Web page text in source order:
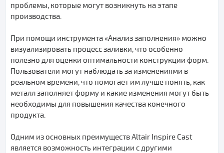
проблемы, которые могут возникнуть на этапе
производства.
При помощи инструмента «Анализ заполнения» можно
визуализировать процесс заливки, что особенно
полезно для оценки оптимальности конструкции форм.
Пользователи могут наблюдать за изменениями в
реальном времени, что помогает им лучше понять, как
металл заполняет форму и какие изменения могут быть
необходимы для повышения качества конечного
продукта.
Одним из основных преимуществ Altair Inspire Cast
является возможность интеграции с другими